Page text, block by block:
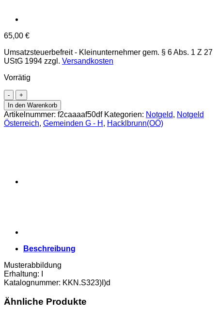
65,00 €
Umsatzsteuerbefreit - Kleinunternehmer gem. § 6 Abs. 1 Z 27
UStG 1994 zzgl. Versandkosten
Vorrätig
Hacklbrunn(OÖ)
-
5,30,50,75
Heller
o.D.
Aufl.
Menge
In den Warenkorb
Artikelnummer: f2caaaaf50df Kategorien: Notgeld, Notgeld
Österreich, Gemeinden G - H , Hacklbrunn(OÖ)
Beschreibung
Musterabbildung
Erhaltung: I
Katalognummer: KKN.S323)I)d
Ähnliche Produkte